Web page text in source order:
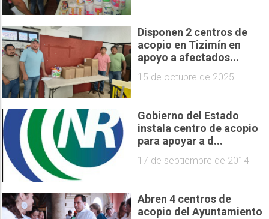
Disponen 2 centros de
acopio en Tizimín en
apoyo a afectados...
15 de octubre de 2025
Gobierno del Estado
instala centro de acopio
para apoyar a d...
17 de septiembre de 2014
Abren 4 centros de
acopio del Ayuntamiento